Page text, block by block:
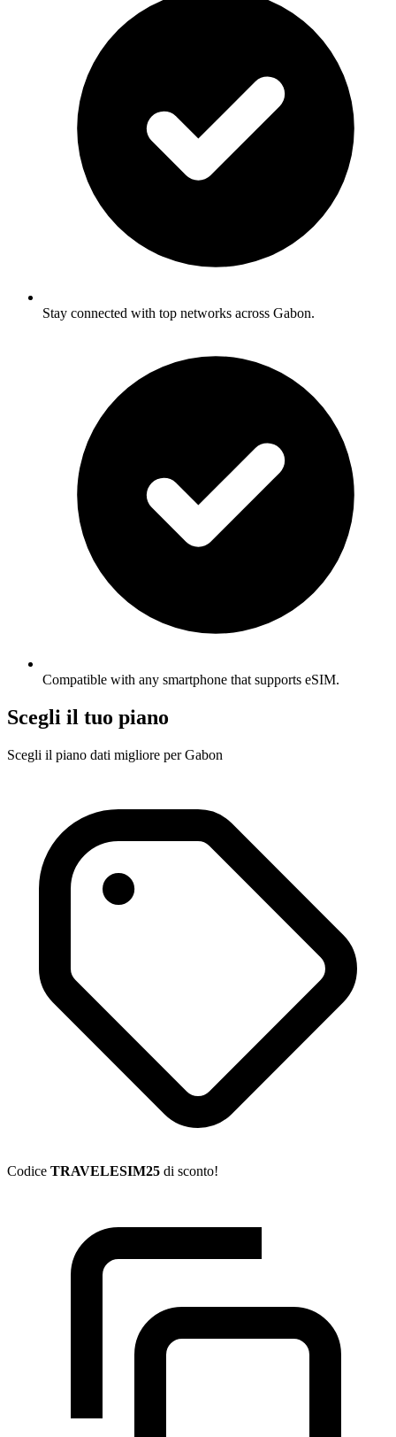
Stay connected with top networks across Gabon.
Compatible with any smartphone that supports eSIM.
Scegli il tuo piano
Scegli il piano dati migliore per Gabon
Codice TRAVELESIM25 di sconto!